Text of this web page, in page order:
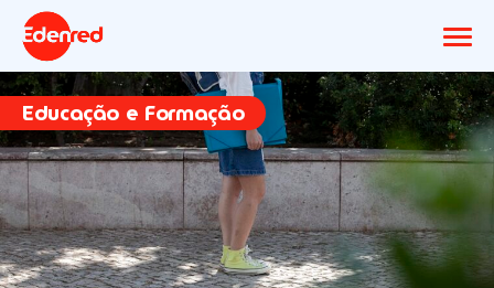
Educação e Formação